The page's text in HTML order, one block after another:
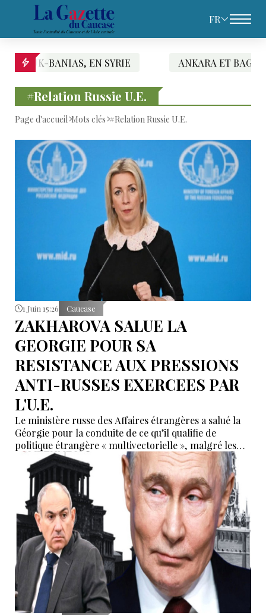
FR
EN SYRIE ANKARA ET BAGDAD SIGNENT
#Relation Russie U.E.
Page d'accueil Mots clés #Relation Russie U.E.
1 Juin 15:26 Caucase
ZAKHAROVA SALUE LA
GEORGIE POUR SA
RESISTANCE AUX PRESSIONS
ANTI-RUSSES EXERCEES PAR
L'U.E.
Le ministère russe des Affaires étrangères a salué la
Géorgie pour la conduite de ce qu’il qualifie de
politique étrangère « multivectorielle », malgré les
pressions exercées par l’Union européenne afin
qu’elle adopte une ligne plus dure à l’égard de
Moscou.